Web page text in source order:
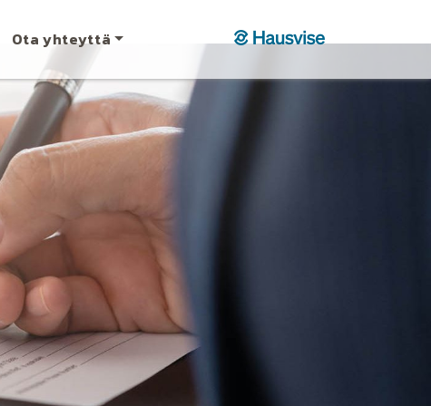
Ota yhteyttä